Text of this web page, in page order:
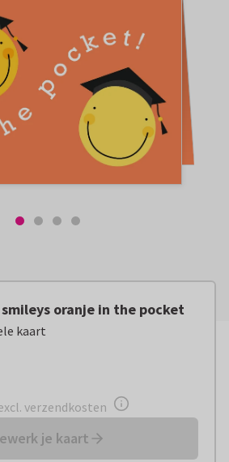
oranje in the pocket
kaart
verzendkosten
je kaart